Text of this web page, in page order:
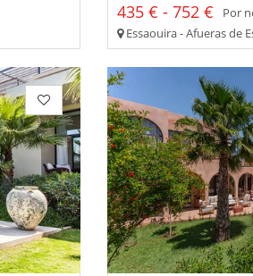
435 € - 752 €
Por
Essaouira - Afueras de